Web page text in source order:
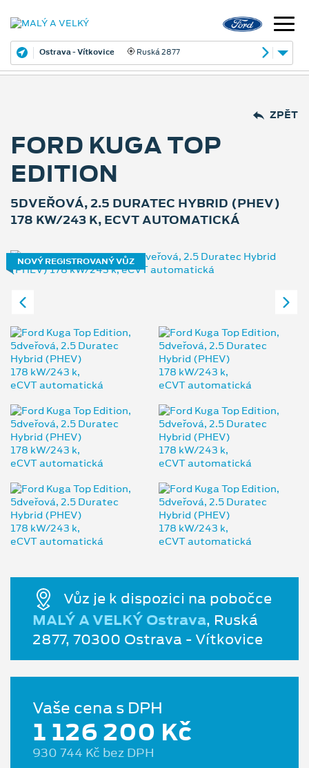
Ostrava - Vítkovice Ruská 2877
ZPĚT
FORD KUGA TOP
EDITION
5DVEŘOVÁ, 2.5 DURATEC HYBRID (PHEV)
178 KW/243 K, ECVT AUTOMATICKÁ
NOVÝ REGISTROVANÝ VŮZ
Vůz je k dispozici na pobočce
MALÝ A VELKÝ Ostrava, Ruská
2877, 70300 Ostrava - Vítkovice
Vaše cena s DPH
1 126 200 Kč
930 744 Kč bez DPH